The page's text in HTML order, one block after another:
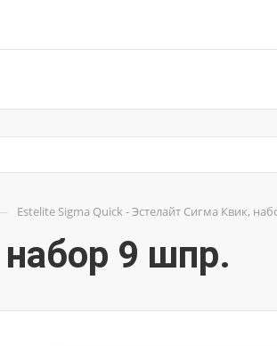
Estelite Sigma Quick - Эстелайт Сигма Квик,
9 шпр.